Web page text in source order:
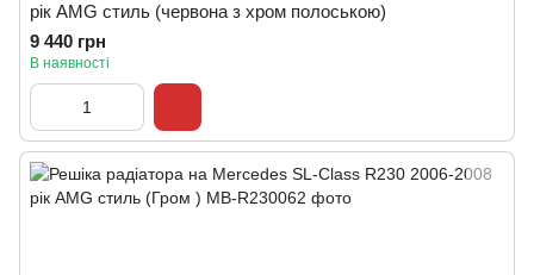
рік AMG стиль (червона з хром полоською)
9 440 грн
В наявності